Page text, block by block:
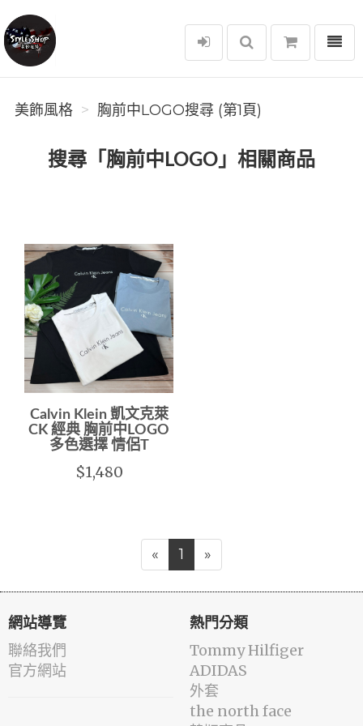
美飾風格
選單
美飾風格 胸前中LOGO搜尋 (第1頁)
搜尋「胸前中LOGO」相關商品
Calvin Klein 凱文克萊
CK 經典 胸前中LOGO
多色選擇 情侶T
$1,480
« 1 »
網站導覽
聯絡我們
官方網站
熱門分類
Tommy Hilfiger
ADIDAS
外套
the north face